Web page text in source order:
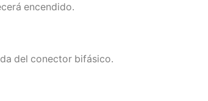
encendido.
del conector bifásico.